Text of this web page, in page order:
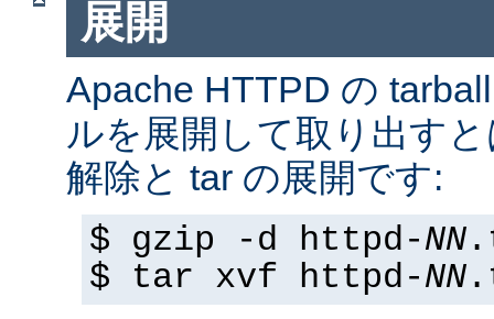
展開
Apache HTTPD の
ルを展開して取り出す
解除と tar の展開です:
$ gzip -d httpd-NN
$ tar xvf httpd-NN